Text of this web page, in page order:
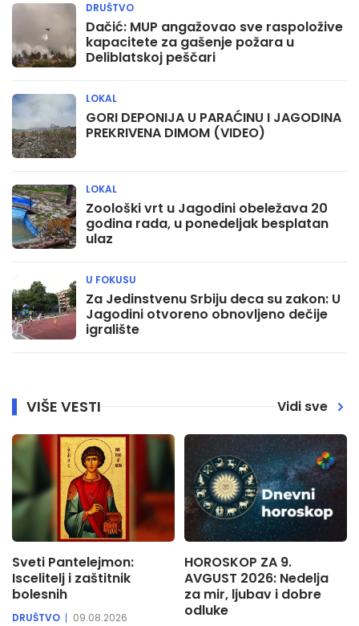
Dačić: MUP angažovao sve raspoložive
kapacitete za gašenje požara u
Deliblatskoj peščari
DRUŠTVO
GORI DEPONIJA U PARAĆINU I JAGODINA
PREKRIVENA DIMOM (VIDEO)
LOKAL
Zoološki vrt u Jagodini obeležava 20
godina rada, u ponedeljak besplatan
ulaz
LOKAL
Za Jedinstvenu Srbiju deca su zakon: U
Jagodini otvoreno obnovljeno dečije
igralište
U FOKUSU
VIŠE VESTI Vidi sve
Sveti Pantelejmon:
Iscelitelj i zaštitnik
bolesnih
DRUŠTVO 09.08.2026
HOROSKOP ZA 9.
AVGUST 2026: Nedelja
za mir, ljubav i dobre
odluke